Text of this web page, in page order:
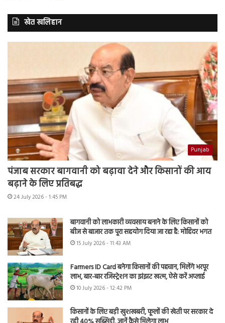
खेत खलिहान
Punjab
पंजाब सरकार बागवानी को बढ़ावा देने और किसानों की आय
बढ़ाने के लिए प्रतिबद्ध
24 July 2026 - 1:45 PM
बागवानी को लाभकारी व्यवसाय बनाने के लिए किसानों को
बीज से बाजार तक पूरा सहयोग दिया जा रहा है: मोहिंदर भगत
15 July 2026 - 11:43 AM
Farmers ID Card बनेगा किसानों की पहचान, मिलेंगे भरपूर
लाभ, बार-बार रजिस्ट्रेशन का झंझट खत्म, ऐसे करें अप्लाई
10 July 2026 - 12:42 PM
किसानों के लिए बड़ी खुशखबरी, फूलों की खेती पर सरकार दे